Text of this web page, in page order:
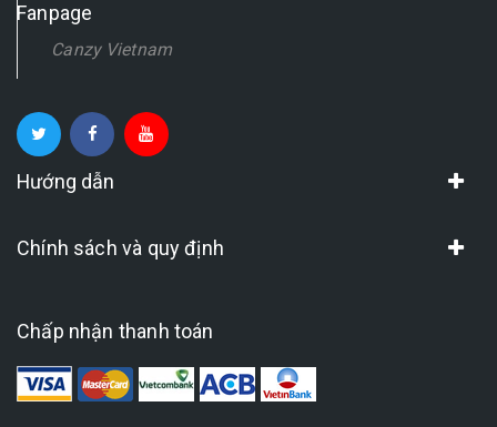
Fanpage
Canzy Vietnam
Hướng dẫn
Chính sách và quy định
Chấp nhận thanh toán